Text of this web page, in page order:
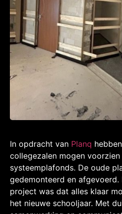
In opdracht van Planq
collegezalen mogen voorzien
systeemplafonds. De oude
gedemonteerd en
project was dat alles klaar
het nieuwe schooljaar. Met